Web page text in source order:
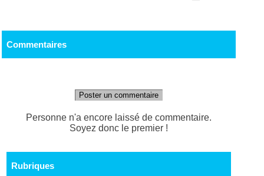
Commentaires
Poster un commentaire
Personne n'a encore laissé de commentaire.
Soyez donc le premier !
Rubriques